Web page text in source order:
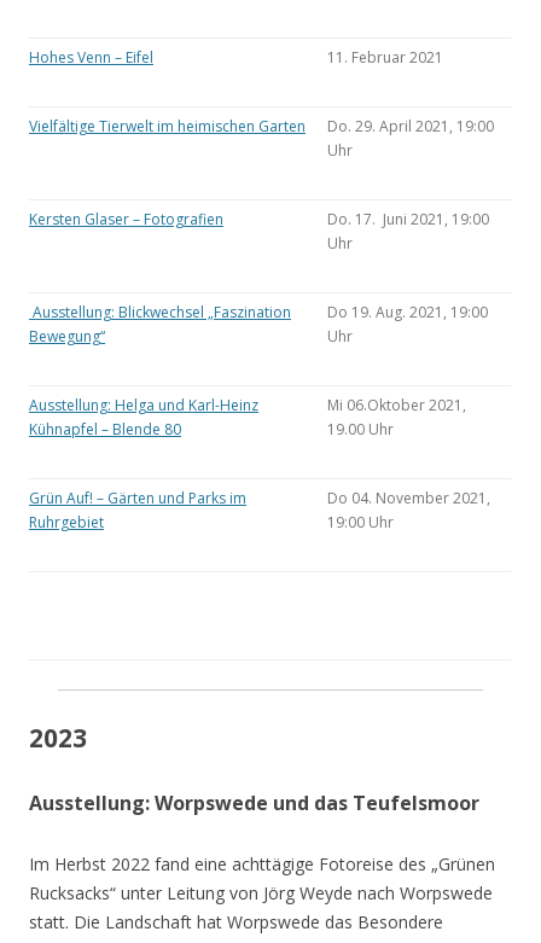
Hohes Venn – Eifel 11. Februar 2021
Vielfältige Tierwelt im heimischen Garten
Do. 29. April 2021, 19:00
Uhr
Kersten Glaser – Fotografien
Do. 17. Juni 2021, 19:00
Uhr
Ausstellung: Blickwechsel „Faszination
Bewegung“
Do 19. Aug. 2021, 19:00
Uhr
Ausstellung: Helga und Karl-Heinz
Kühnapfel – Blende 80
Mi 06.Oktober 2021,
19.00 Uhr
Grün Auf! – Gärten und Parks im
Ruhrgebiet
Do 04. November 2021,
19:00 Uhr
2023
Ausstellung: Worpswede und das Teufelsmoor
Im Herbst 2022 fand eine achttägige Fotoreise des „Grünen
Rucksacks“ unter Leitung von Jörg Weyde nach Worpswede
statt. Die Landschaft hat Worpswede das Besondere